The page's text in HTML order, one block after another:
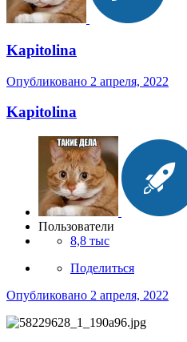
Kapitolina
Опубликовано 2 апреля, 2022
Kapitolina
Пользователи
8,8 тыс
Поделиться
Опубликовано 2 апреля, 2022